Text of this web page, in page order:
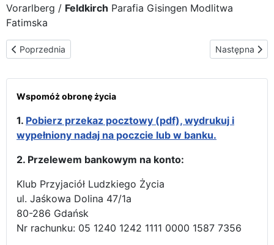
Vorarlberg / Feldkirch Parafia Gisingen Modlitwa
Fatimska
Poprzednia strona: Trasa peregrynacji we Włoszech
Poprzednia Następna
Następna
Wspomóż obronę życia
1. Pobierz przekaz pocztowy (pdf), wydrukuj i
wypełniony nadaj na poczcie lub w banku.
2. Przelewem bankowym na konto:
Klub Przyjaciół Ludzkiego Życia
ul. Jaśkowa Dolina 47/1a
80-286 Gdańsk
Nr rachunku: 05 1240 1242 1111 0000 1587 7356